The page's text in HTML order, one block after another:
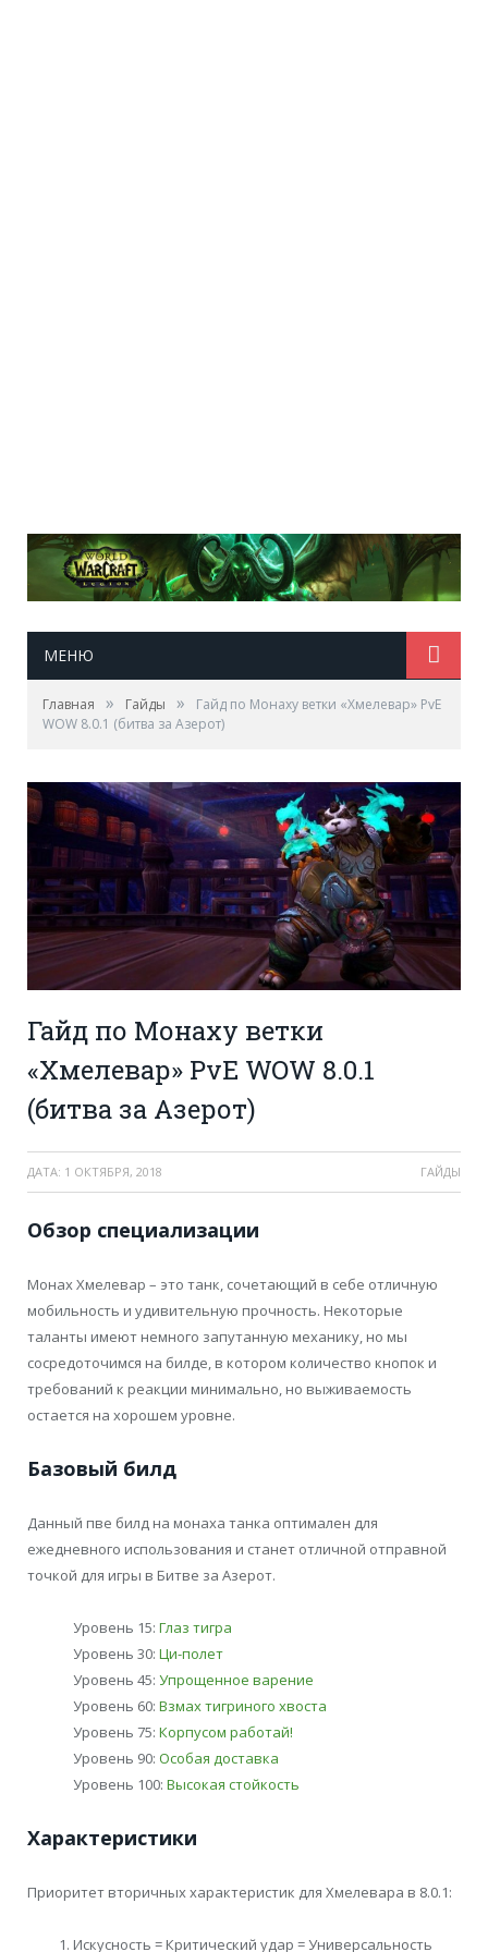
МЕНЮ
Главная » Гайды »
Гайд по Монаху ветки «Хмелевар» PvE
WOW 8.0.1 (битва за Азерот)
Гайд по Монаху ветки
«Хмелевар» PvE WOW 8.0.1
(битва за Азерот)
ДАТА: 1 ОКТЯБРЯ, 2018 ГАЙДЫ
Обзор специализации
Монах Хмелевар – это танк, сочетающий в себе отличную
мобильность и удивительную прочность. Некоторые
таланты имеют немного запутанную механику, но мы
сосредоточимся на билде, в котором количество кнопок и
требований к реакции минимально, но выживаемость
остается на хорошем уровне.
Базовый билд
Данный пве билд на монаха танка оптимален для
ежедневного использования и станет отличной отправной
точкой для игры в Битве за Азерот.
Уровень 15: Глаз тигра
Уровень 30: Ци-полет
Уровень 45: Упрощенное варение
Уровень 60: Взмах тигриного хвоста
Уровень 75: Корпусом работай!
Уровень 90: Особая доставка
Уровень 100: Высокая стойкость
Характеристики
Приоритет вторичных характеристик для Хмелевара в 8.0.1:
Искусность = Критический удар = Универсальность